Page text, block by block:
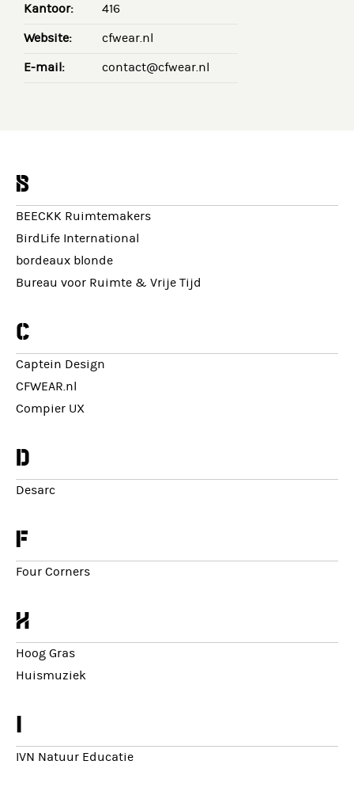
Kantoor:
416
Website:
cfwear.nl
E-mail:
contact@cfwear.nl
b
BEECKK Ruimtemakers
BirdLife International
bordeaux blonde
Bureau voor Ruimte & Vrije Tijd
c
Captein Design
CFWEAR.nl
Compier UX
d
Desarc
f
Four Corners
h
Hoog Gras
Huismuziek
IVN Natuur Educatie